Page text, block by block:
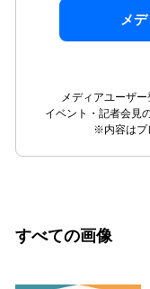
メ
メディアユーザ
イベント・記者会見
※内容はプ
すべての画像